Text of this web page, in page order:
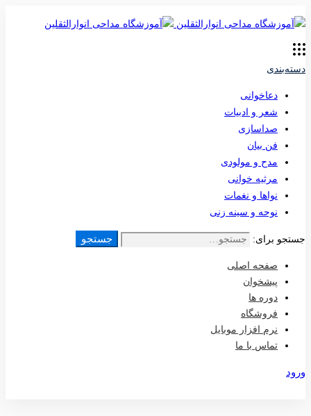
دسته‌بندی
دعاخوانی
شعر و ادبیات
صداسازی
فن بیان
مدح و مولودی
مرثیه خوانی
نواها و نغمات
نوحه و سینه زنی
جستجو برای: جستجو
صفحه اصلی
پیشخوان
دوره ها
فروشگاه
نرم افزار موبایل
تماس با ما
ورود